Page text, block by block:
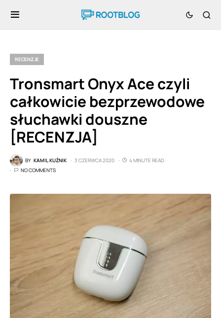
RECENZJE
Tronsmart Onyx Ace czyli
całkowicie bezprzewodowe
słuchawki douszne
[RECENZJA]
BY KAMIL KUŹNIK 3 CZERWCA 2020
4 MINUTE READ
NO COMMENTS